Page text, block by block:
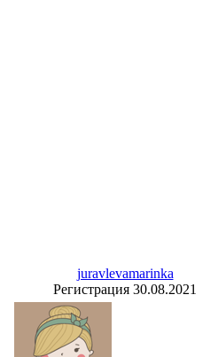
juravlevamarinka
Регистрация 30.08.2021